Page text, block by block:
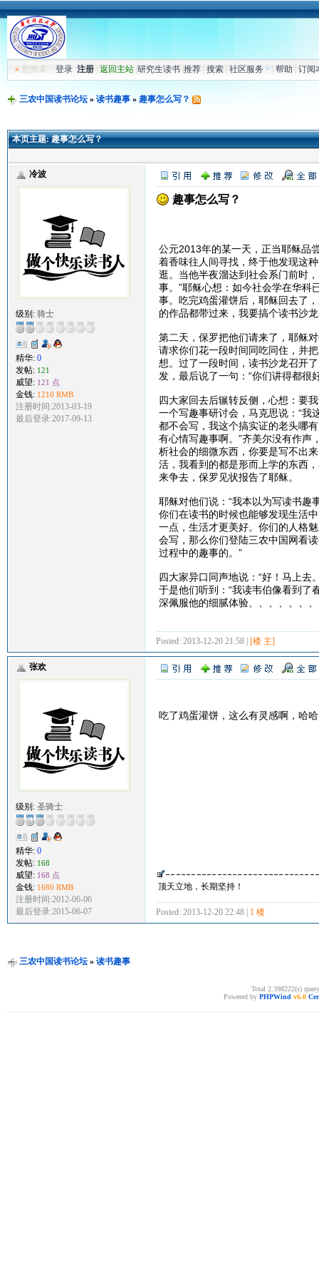
»您尚未 登录 注册| 返回主站| 研究生读书| 推荐| 搜索| 社区服务 帮助 订阅
三农中国读书论坛» 读书趣事» 趣事怎么写？
本页主题:趣事怎么写？
冷波
级别: 骑士
精华: 0
发帖: 121
威望: 121 点
金钱: 1210 RMB
注册时间:2013-03-19
最后登录:2017-09-13
趣事怎么写？
公元2013年的某一天，正当耶稣品
着香味往人间寻找，终于他发现这
逛。当他半夜溜达到社会系门前时
事。”耶稣心想：如今社会学在华科
事。吃完鸡蛋灌饼后，耶稣回去了
的作品都带过来，我要搞个读书沙
第二天，保罗把他们请来了，耶稣
请求你们花一段时间同吃同住，并
想。过了一段时间，读书沙龙召开
发，最后说了一句：“你们讲得都很
四大家回去后辗转反侧，心想：要
一个写趣事研讨会，马克思说：“我
都不会写，我这个搞实证的老头哪
有心情写趣事啊。”齐美尔没有作声
析社会的细微东西，你要是写不出
活，我看到的都是形而上学的东西
来争去，保罗见状报告了耶稣。
耶稣对他们说：“我本以为写读书趣
你们在读书的时候也能够发现生活
一点，生活才更美好。你们的人格
会写，那么你们登陆三农中国网看
过程中的趣事的。”
四大家异口同声地说：“好！马上去
于是他们听到：“我读韦伯像看到了
深佩服他的细腻体验、、、、、、
Posted: 2013-12-20 21:58 | [楼 主]
张欢
级别: 圣骑士
精华: 0
发帖: 168
威望: 168 点
金钱: 1680 RMB
注册时间:2012-06-06
最后登录:2015-06-07
吃了鸡蛋灌饼，这么有灵感啊，哈
顶天立地，长期坚持！
Posted: 2013-12-20 22:48 | 1 楼
三农中国读书论坛» 读书趣事
Total 2.398222(s)
Powered by PHPWind v6.0